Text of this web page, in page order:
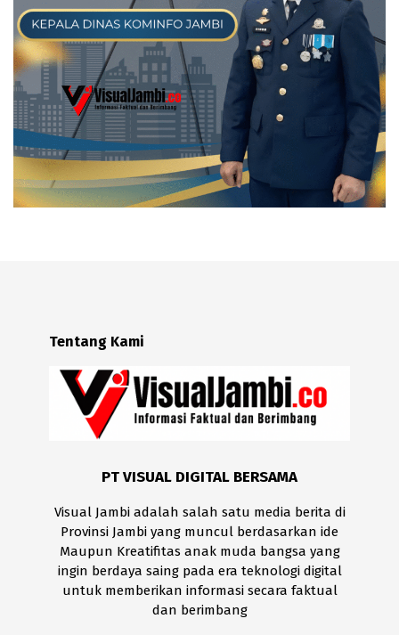
Tentang Kami
PT VISUAL DIGITAL BERSAMA
Visual Jambi adalah salah satu media berita di
Provinsi Jambi yang muncul berdasarkan ide
Maupun Kreatifitas anak muda bangsa yang
ingin berdaya saing pada era teknologi digital
untuk memberikan informasi secara faktual
dan berimbang